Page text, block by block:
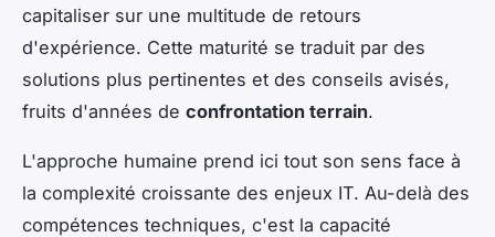
capitaliser sur une multitude de retours
d'expérience. Cette maturité se traduit par des
solutions plus pertinentes et des conseils avisés,
fruits d'années de confrontation terrain.
L'approche humaine prend ici tout son sens face à
la complexité croissante des enjeux IT. Au-delà des
compétences techniques, c'est la capacité